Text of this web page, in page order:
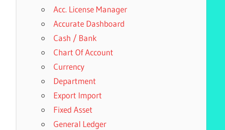
Acc. License Manager
Accurate Dashboard
Cash / Bank
Chart Of Account
Currency
Department
Export Import
Fixed Asset
General Ledger